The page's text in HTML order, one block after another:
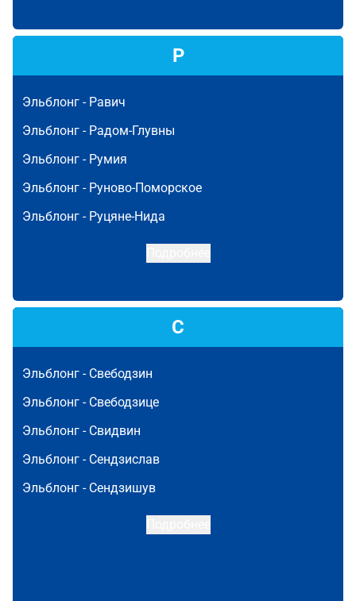
Р
Эльблонг - Равич
Эльблонг - Радом-Глувны
Эльблонг - Румия
Эльблонг - Руново-Поморское
Эльблонг - Руцяне-Нида
С
Эльблонг - Свебодзин
Эльблонг - Свебодзице
Эльблонг - Свидвин
Эльблонг - Сендзислав
Эльблонг - Сендзишув